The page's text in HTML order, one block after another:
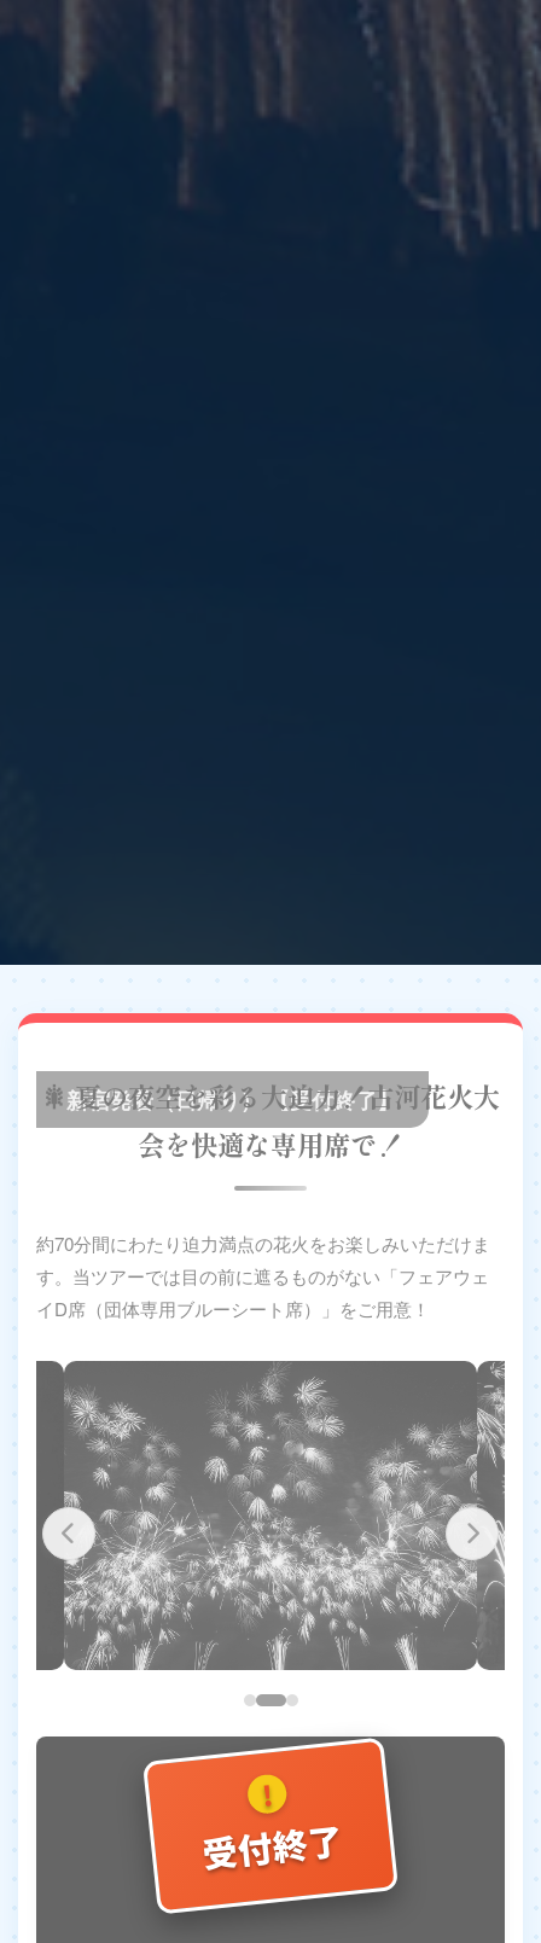
!
受付終了
新宿発着（日帰り） 【受付終了】
🎇 夏の夜空を彩る大迫力！古河花火大
会を快適な専用席で！
約70分間にわたり迫力満点の花火をお楽しみいただけま
す。当ツアーでは目の前に遮るものがない「フェアウェ
イD席（団体専用ブルーシート席）」をご用意！